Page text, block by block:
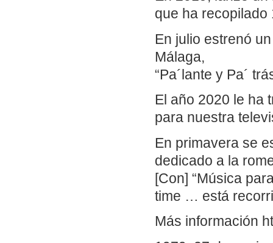
que ha
En julio estrenó
Málaga,
“Pa´lante y Pa´
El año 2020 le ha
para nuestra
En primavera se
dedicado a la
[Con] “Música
time … está
Más información